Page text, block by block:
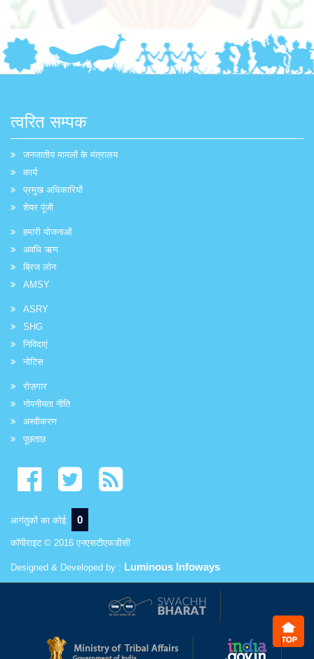
त्वरित सम्पक
जनजातीय मामलों के मंत्रालय
कार्य
प्रमुख अधिकारियों
शेयर पूंजी
हमारी योजनाओं
अवधि ऋण
ब्रिज लोन
AMSY
ASRY
SHG
निविदाएं
नोटिस
रोज़गार
गोपनीयता नीति
अस्वीकरण
पूछताछ
आगंतुकों का कोई: 0
कॉपीराइट © 2016 एनएसटीएफडीसी
Designed & Developed by : Luminous Infoways